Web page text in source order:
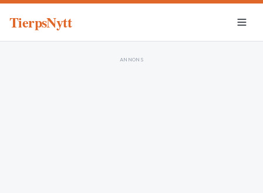
TierpsNytt
ANNONS